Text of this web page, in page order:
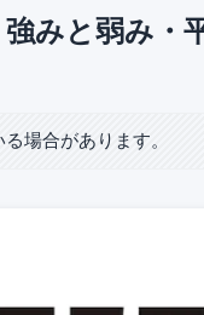
みと弱み・
場合があります。